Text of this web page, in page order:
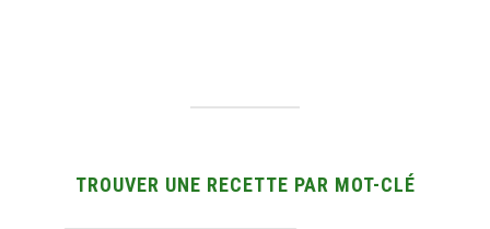
TROUVER UNE RECETTE PAR MOT-CLÉ